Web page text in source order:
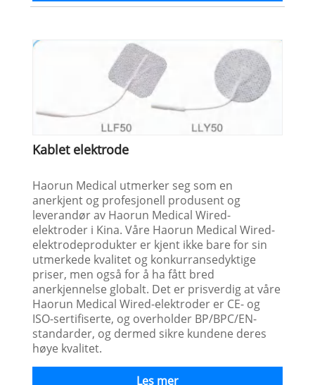
Kablet elektrode
Haorun Medical utmerker seg som en
anerkjent og profesjonell produsent og
leverandør av Haorun Medical Wired-
elektroder i Kina. Våre Haorun Medical Wired-
elektrodeprodukter er kjent ikke bare for sin
utmerkede kvalitet og konkurransedyktige
priser, men også for å ha fått bred
anerkjennelse globalt. Det er prisverdig at våre
Haorun Medical Wired-elektroder er CE- og
ISO-sertifiserte, og overholder BP/BPC/EN-
standarder, og dermed sikre kundene deres
høye kvalitet.
Les mer